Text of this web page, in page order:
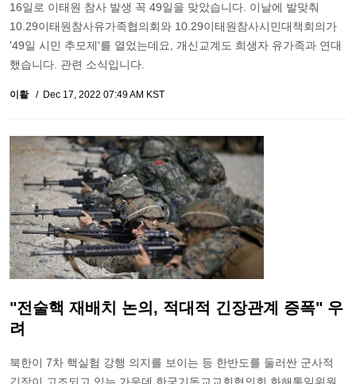
16일로 이태원 참사 발생 꼭 49일을 맞았습니다. 이날에 발맞춰
10.29이태원참사유가족협의회와 10.29이태원참사시민대책회의가
'49일 시민 추모제'를 열었는데요, 개신교계도 희생자 유가족과 연대
했습니다. 관련 소식입니다.
이활 Dec 17, 2022 07:49 AM KST
"전술핵 재배치 논의, 적대적 긴장관계 증폭" 우
려
북한이 7차 핵실험 강행 의지를 보이는 등 한반도를 둘러싼 군사적